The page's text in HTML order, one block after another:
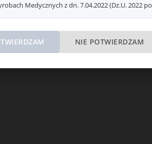
Medycznych z dn. 7.04.2022 (Dz.U. 2022
NIE POTWIERDZAM